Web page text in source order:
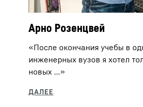
Арно Розенцвей
«После окончания учебы в
инженерных вузов я хотел
новых ...»